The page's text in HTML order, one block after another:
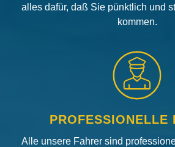
alles dafür, daß Sie pünktlich und
kommen.
PROFESSIONELLE
Alle unsere Fahrer sind